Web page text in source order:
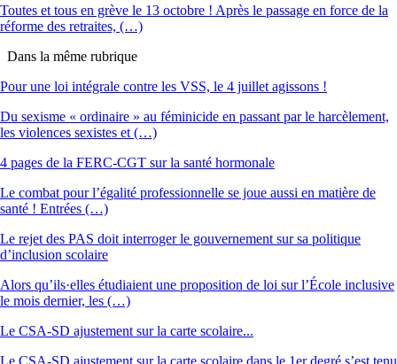
Toutes et tous en grève le 13 octobre ! Après le passage en force de la
réforme des retraites, (…)
Dans la même rubrique
Pour une loi intégrale contre les VSS, le 4 juillet agissons !
Du sexisme « ordinaire » au féminicide en passant par le harcèlement,
les violences sexistes et (…)
4 pages de la FERC-CGT sur la santé hormonale
Le combat pour l’égalité professionnelle se joue aussi en matière de
santé ! Entrées (…)
Le rejet des PAS doit interroger le gouvernement sur sa politique
d’inclusion scolaire
Alors qu’ils·elles étudiaient une proposition de loi sur l’École inclusive
le mois dernier, les (…)
Le CSA-SD ajustement sur la carte scolaire...
Le CSA-SD ajustement sur la carte scolaire dans le 1er degré s’est tenu